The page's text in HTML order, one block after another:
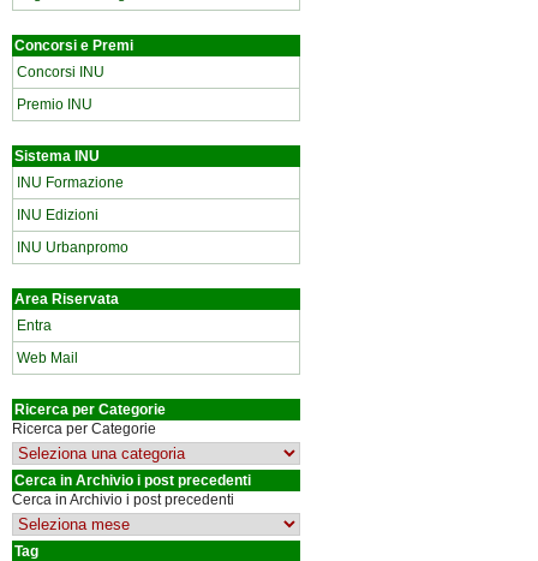
Concorsi e Premi
Concorsi INU
Premio INU
Sistema INU
INU Formazione
INU Edizioni
INU Urbanpromo
Area Riservata
Entra
Web Mail
Ricerca per Categorie
Ricerca per Categorie
Cerca in Archivio i post precedenti
Cerca in Archivio i post precedenti
Tag